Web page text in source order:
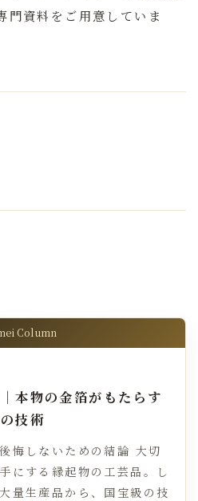
門資料をご用意していま
Column
本物の金箔がもたらす
技術
悔しないための結論 大切
にする縁起物の工芸品。し
量生産品から、国宝級の技